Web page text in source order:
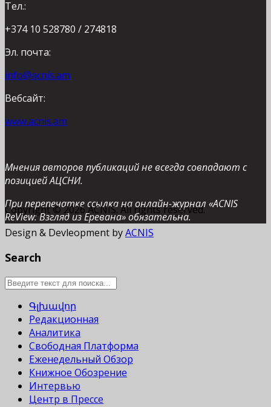
Тел.:
+374 10 528780 / 274818
Эл. почта:
info@acnis.am
Вебсайт:
www.acnis.am
Мнения авторов публикаций не всегда совпадают с
позицией АЦСНИ.
При перепечатке ссылка на онлайн-журнал «ACNIS
ReView: Взгляд из Еревана» обязательна.
Copyright © 2026 ACNIS. All rights reserved.
Design & Devleopment byACNIS
Search
Գլխավոր
Редакционная
Аналитика
Свободная Платформа
Еженедельный Обзор
Книжное Обозрение
Интервью
Центр в Прессе